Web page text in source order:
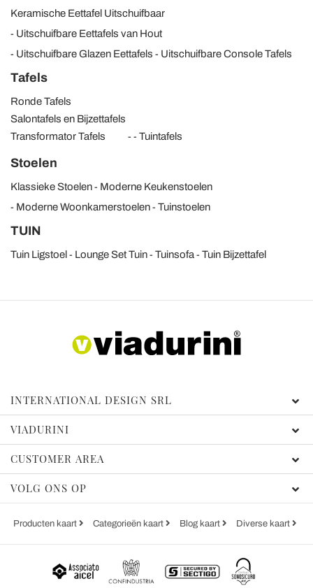
Keramische Eettafel Uitschuifbaar
Uitschuifbare Eettafels van Hout
Uitschuifbare Glazen Eettafels
Uitschuifbare Console Tafels
Tafels
Ronde Tafels
Salontafels en Bijzettafels
Transformator Tafels
Tuintafels
Stoelen
Klassieke Stoelen
Moderne Keukenstoelen
Moderne Woonkamerstoelen
Tuinstoelen
TUIN
Tuin Ligstoel Lounge Set Tuin Tuinsofa Tuin Bijzettafel
INTERNATIONAL DESIGN SRL
VIADURINI
CUSTOMER AREA
VOLG ONS OP
Producten kaart Categorieën kaart Blog kaart Diverse kaart